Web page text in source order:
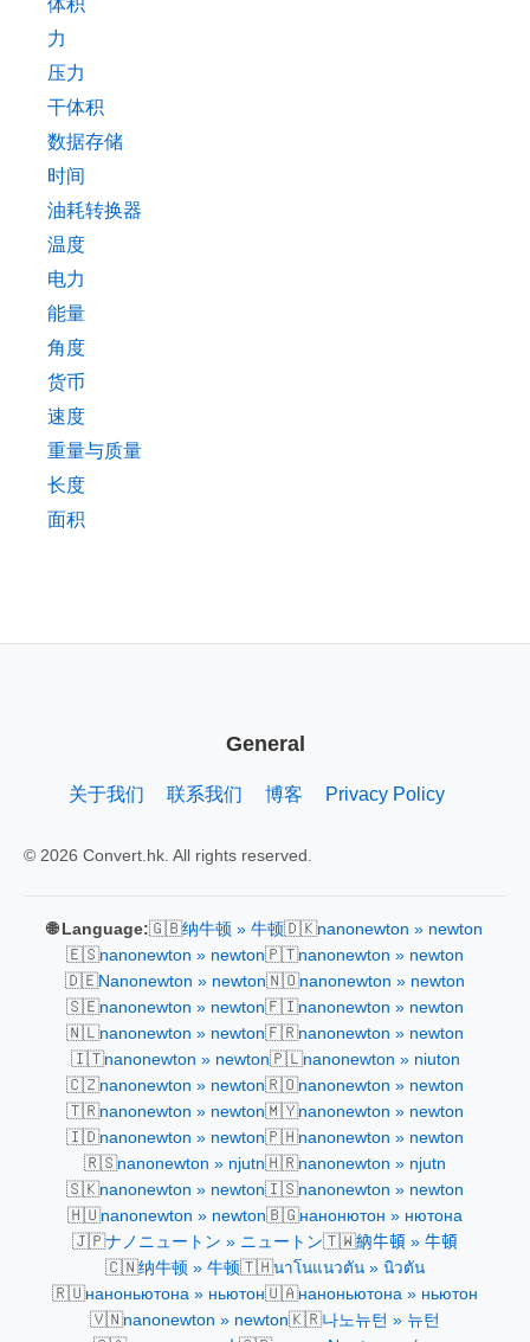
体积
力
压力
干体积
数据存储
时间
油耗转换器
温度
电力
能量
角度
货币
速度
重量与质量
长度
面积
General
关于我们 联系我们 博客 Privacy Policy
© 2026 Convert.hk. All rights reserved.
🌐 Language:🇬🇧纳牛顿 » 牛顿🇩🇰nanonewton » newton
🇪🇸nanonewton » newton🇵🇹nanonewton » newton
🇩🇪Nanonewton » newton🇳🇴nanonewton » newton
🇸🇪nanonewton » newton🇫🇮nanonewton » newton
🇳🇱nanonewton » newton🇫🇷nanonewton » newton
🇮🇹nanonewton » newton🇵🇱nanonewton » niuton
🇨🇿nanonewton » newton🇷🇴nanonewton » newton
🇹🇷nanonewton » newton🇲🇾nanonewton » newton
🇮🇩nanonewton » newton🇵🇭nanonewton » newton
🇷🇸nanonewton » njutn🇭🇷nanonewton » njutn
🇸🇰nanonewton » newton🇮🇸nanonewton » newton
🇭🇺nanonewton » newton🇧🇬нанонютон » нютона
🇯🇵ナノニュートン » ニュートン🇹🇼納牛頓 » 牛頓
🇨🇳纳牛顿 » 牛顿🇹🇭นาโนแนวตัน » นิวตัน
🇷🇺наноньютона » ньютон🇺🇦наноньютона » ньютон
🇻🇳nanonewton » newton🇰🇷나노뉴턴 » 뉴턴